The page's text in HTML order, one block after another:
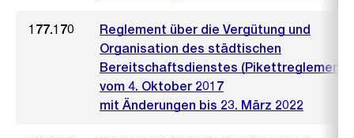
177.170
Reglement über die Vergütung und
Organisation des städtischen
Bereitschaftsdienstes (Pikettreglement)
vom 4. Oktober 2017
mit Änderungen bis 23. März 2022